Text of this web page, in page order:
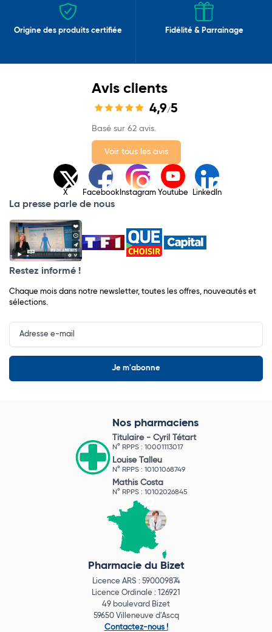
Origine des produits certifiée Fidélité & Parrainage
Avis clients
4,9/5
Basé sur 62 avis.
Voir tous les avis
X Facebook Instagram Youtube LinkedIn
La presse parle de nous
Restez informé !
Chaque mois dans notre newsletter, toutes les offres, nouveautés et
sélections.
Input
Newsletter
Nos pharmaciens
Titulaire - Cyril Tétart
N° RPPS : 10001113017
Louise Talleu
N° RPPS : 10101068749
Mathis Costa
N° RPPS : 10102026845
Pharmacie du Bizet
Licence ARS : 590009874
Licence Ordinale : 126921
49 boulevard Bizet
59650 Villeneuve d'Ascq
Contactez-nous !